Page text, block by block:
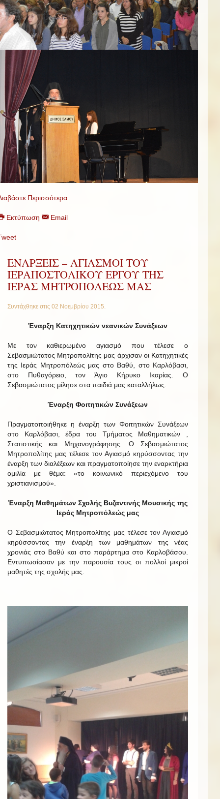
Περισσότερα
Εκτύπωση Email
ΕΝΑΡΞΕΙΣ – ΑΓΙΑΣΜΟΙ ΤΟΥ
ΙΕΡΑΠΟΣΤΟΛΙΚΟΥ ΕΡΓΟΥ ΤΗΣ
ΙΕΡΑΣ ΜΗΤΡΟΠΟΛΕΩΣ ΜΑΣ
Συντάχθηκε στις 02 Νοεμβρίου 2015.
Έναρξη Κατηχητικών νεανικών Συνάξεων
Με τον καθιερωμένο αγιασμό που τέλεσε ο
Σεβασμιώτατος Μητροπολίτης μας άρχισαν οι Κατηχητικές
της Ιεράς Μητροπόλεώς μας στο Βαθύ, στο Καρλόβασι,
στο Πυθαγόρειο, τον Άγιο Κήρυκο Ικαρίας. Ο
Σεβασμιώτατος μίλησε στα παιδιά μας καταλλήλως.
Έναρξη Φοιτητικών Συνάξεων
Πραγματοποιήθηκε η έναρξη των Φοιτητικών Συνάξεων
στο Καρλόβασι, έδρα του Τμήματος Μαθηματικών ,
Στατιστικής και Μηχανογράφησης. Ο Σεβασμιώτατος
Μητροπολίτης μας τέλεσε τον Αγιασμό κηρύσσοντας την
έναρξη των διαλέξεων και πραγματοποίησε την εναρκτήρια
ομιλία με θέμα: «το κοινωνικό περιεχόμενο του
χριστιανισμού».
Έναρξη Μαθημάτων Σχολής Βυζαντινής Μουσικής της
Ιεράς Μητροπόλεώς μας
Ο Σεβασμιώτατος Μητροπολίτης μας τέλεσε τον Αγιασμό
κηρύσσοντας την έναρξη των μαθημάτων της νέας
χρονιάς στο Βαθύ και στο παράρτημα στο Καρλοβάσου.
Εντυπωσίασαν με την παρουσία τους οι πολλοί μικροί
μαθητές της σχολής μας.